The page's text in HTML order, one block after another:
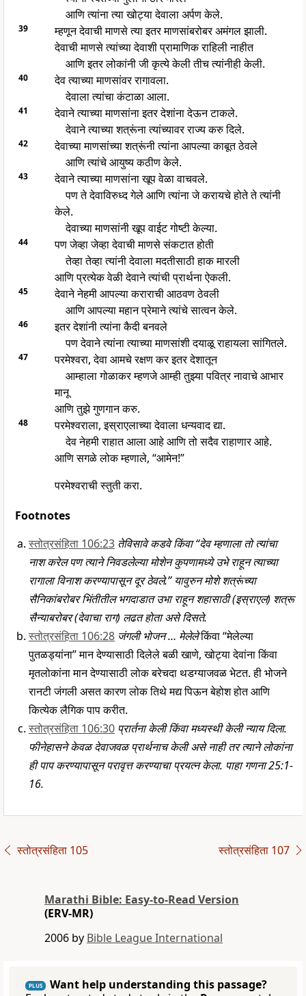
आणि त्यांना त्या खोट्या देवाला अर्पण केले.
39
म्हणून देवाची माणसे त्या इतर माणसांबरोबर अमंगल झाली.
देवाची माणसे त्यांच्या देवाशी प्रामाणिक राहिली नाहीत
आणि इतर लोकांनी जी कृत्ये केली तीच त्यांनीही केली.
40
देव त्याच्या माणसांवर रागावला.
देवाला त्यांचा कंटाळा आला.
41
देवाने त्याच्या माणसांना इतर देशांना देऊन टाकले.
देवाने त्याच्या शत्रूंना त्यांच्यावर राज्य करु दिले.
42
देवाच्या माणसांच्या शत्रूंनी त्यांना आपल्या काबूत ठेवले
आणि त्यांचे आयुष्य कठीण केले.
43
देवाने त्याच्या माणसांना खूप वेळा वाचवले.
पण ते देवाविरुध्द गेले आणि त्यांना जे करायचे होते ते त्यांनी
केले.
देवाच्या माणसांनी खूप वाईट गोष्टी केल्या.
44
पण जेव्हा जेव्हा देवाची माणसे संकटात होती
तेव्हा तेव्हा त्यांनी देवाला मदतीसाठी हाक मारली
आणि प्रत्येक वेळी देवाने त्यांची प्रार्थना ऐकली.
45
देवाने नेहमी आपल्या कराराची आठवण ठेवली
आणि आपल्या महान प्रेमाने त्यांचे सात्वन केले.
46
इतर देशांनी त्यांना कैदी बनवले
पण देवाने त्यांना त्याच्या माणसांशी दयाळू राहायला सांगितले.
47
परमेश्वरा, देवा आमचे रक्षण कर इतर देशातून
आम्हाला गोळाकर म्हणजे आम्ही तुझ्या पवित्र नावाचे आभार
मानू
आणि तुझे गुणगान करु.
48
परमेश्वराला, इस्राएलाच्या देवाला धन्यवाद द्या.
देव नेहमी राहात आला आहे आणि तो सदैव राहाणार आहे.
आणि सगळे लोक म्हणाले, “आमेन!”
परमेश्वराची स्तुती करा.
Footnotes
स्तोत्रसंहिता 106:23 तेविसावे कडवे किंवा “देव म्हणाला तो त्यांचा
नाश करेल पण त्याने निवडलेल्या मोशेन कुपणामध्ये उभे राहून त्याच्या
रागाला विनाश करण्यापासून दूर ठेवले.” यावुरुन मोशे शत्रूंच्या
सैनिकांबरोबर भिंतीतील भगदाडात उभा राहून शहासाठी (इस्राएल) शत्रू
सैन्याबरोबर (देवाचा राग) लढत होता असे दिसते.
स्तोत्रसंहिता 106:28 जंगली भोजन … मेलेलेकिंवा “मेलेल्या
पुतळड्यांना” मान देण्यासाठी दिलेले बळी खाणे, खोट्या देवांना किंवा
मृतलोकांना मान देण्यासाठी लोक बरेचदा थडग्याजवळ भेटत. ही भोजने
रानटी जंगली असत कारण लोक तिथे मद्य पिऊन बेहोश होत आणि
कित्येक लैगिक पाप करीत.
स्तोत्रसंहिता 106:30 प्रार्तना केली किंवा मध्यस्थी केली न्याय दिला.
फीनेहासने केवळ देवाजवळ प्रार्थनाच केली असे नाही तर त्याने लोकांना
ही पाप करण्यापासून परावृत्त करण्याचा प्रयत्न केला. पाहा गणना 25:1-
16.
स्तोत्रसंहिता 105 स्तोत्रसंहिता 107
Marathi Bible: Easy-to-Read Version
(ERV-MR)
2006 by Bible League International
PLUS
Want help understanding this passage?